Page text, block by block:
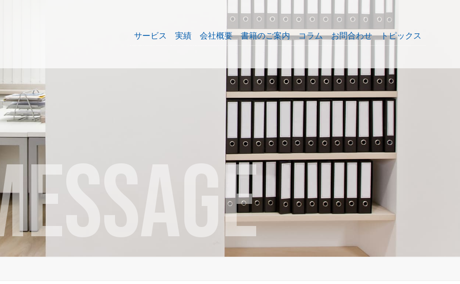
サービス 実績 会社概要 書籍のご案内 コラム お問合わせ トピックス